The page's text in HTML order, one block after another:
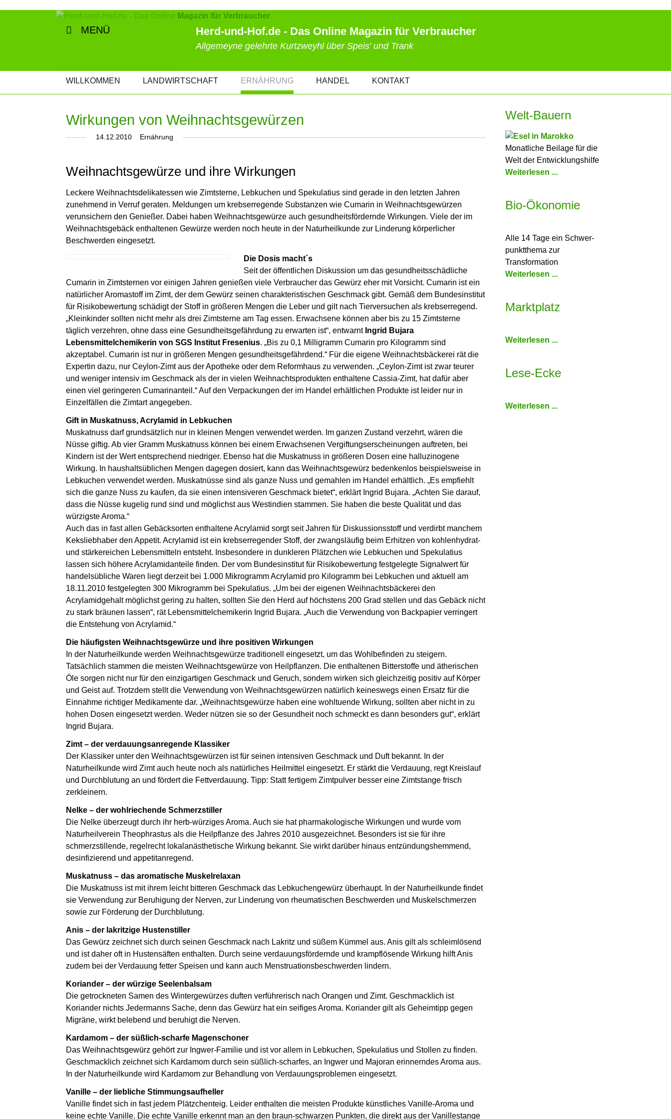
Herd-und-Hof.de - Das Online Magazin für Verbraucher
Allgemeyne gelehrte Kurtzweyhl über Speis' und Trank
MENÜ
NAVIGATION
ÜBERSPRINGEN
WILLKOMMEN LANDWIRTSCHAFT ERNÄHRUNG HANDEL KONTAKT
Wirkungen von Weihnachtsgewürzen
14.12.2010 Ernährung
Weihnachtsgewürze und ihre Wirkungen
Leckere Weihnachtsdelikatessen wie Zimtsterne, Lebkuchen und Spekulatius sind gerade in den letzten Jahren
zunehmend in Verruf geraten. Meldungen um krebserregende Substanzen wie Cumarin in Weihnachtsgewürzen
verunsichern den Genießer. Dabei haben Weihnachtsgewürze auch gesundheitsfördernde Wirkungen. Viele der im
Weihnachtsgebäck enthaltenen Gewürze werden noch heute in der Naturheilkunde zur Linderung körperlicher
Beschwerden eingesetzt.
Die Dosis macht´s
Seit der öffentlichen Diskussion um das gesundheitsschädliche
Cumarin in Zimtsternen vor einigen Jahren genießen viele Verbraucher das Gewürz eher mit Vorsicht. Cumarin ist ein
natürlicher Aromastoff im Zimt, der dem Gewürz seinen charakteristischen Geschmack gibt. Gemäß dem Bundesinstitut
für Risikobewertung schädigt der Stoff in größeren Mengen die Leber und gilt nach Tierversuchen als krebserregend.
„Kleinkinder sollten nicht mehr als drei Zimtsterne am Tag essen. Erwachsene können aber bis zu 15 Zimtsterne
täglich verzehren, ohne dass eine Gesundheitsgefährdung zu erwarten ist“, entwarnt Ingrid Bujara
Lebensmittelchemikerin von SGS Institut Fresenius. „Bis zu 0,1 Milligramm Cumarin pro Kilogramm sind
akzeptabel. Cumarin ist nur in größeren Mengen gesundheitsgefährdend.“ Für die eigene Weihnachtsbäckerei rät die
Expertin dazu, nur Ceylon-Zimt aus der Apotheke oder dem Reformhaus zu verwenden. „Ceylon-Zimt ist zwar teurer
und weniger intensiv im Geschmack als der in vielen Weihnachtsprodukten enthaltene Cassia-Zimt, hat dafür aber
einen viel geringeren Cumarinanteil.“ Auf den Verpackungen der im Handel erhältlichen Produkte ist leider nur in
Einzelfällen die Zimtart angegeben.
Gift in Muskatnuss, Acrylamid in Lebkuchen
Muskatnuss darf grundsätzlich nur in kleinen Mengen verwendet werden. Im ganzen Zustand verzehrt, wären die
Nüsse giftig. Ab vier Gramm Muskatnuss können bei einem Erwachsenen Vergiftungserscheinungen auftreten, bei
Kindern ist der Wert entsprechend niedriger. Ebenso hat die Muskatnuss in größeren Dosen eine halluzinogene
Wirkung. In haushaltsüblichen Mengen dagegen dosiert, kann das Weihnachtsgewürz bedenkenlos beispielsweise in
Lebkuchen verwendet werden. Muskatnüsse sind als ganze Nuss und gemahlen im Handel erhältlich. „Es empfiehlt
sich die ganze Nuss zu kaufen, da sie einen intensiveren Geschmack bietet“, erklärt Ingrid Bujara. „Achten Sie darauf,
dass die Nüsse kugelig rund sind und möglichst aus Westindien stammen. Sie haben die beste Qualität und das
würzigste Aroma.“
Auch das in fast allen Gebäcksorten enthaltene Acrylamid sorgt seit Jahren für Diskussionsstoff und verdirbt manchem
Keksliebhaber den Appetit. Acrylamid ist ein krebserregender Stoff, der zwangsläufig beim Erhitzen von kohlenhydrat-
und stärkereichen Lebensmitteln entsteht. Insbesondere in dunkleren Plätzchen wie Lebkuchen und Spekulatius
lassen sich höhere Acrylamidanteile finden. Der vom Bundesinstitut für Risikobewertung festgelegte Signalwert für
handelsübliche Waren liegt derzeit bei 1.000 Mikrogramm Acrylamid pro Kilogramm bei Lebkuchen und aktuell am
18.11.2010 festgelegten 300 Mikrogramm bei Spekulatius. „Um bei der eigenen Weihnachtsbäckerei den
Acrylamidgehalt möglichst gering zu halten, sollten Sie den Herd auf höchstens 200 Grad stellen und das Gebäck nicht
zu stark bräunen lassen“, rät Lebensmittelchemikerin Ingrid Bujara. „Auch die Verwendung von Backpapier verringert
die Entstehung von Acrylamid.“
Die häufigsten Weihnachtsgewürze und ihre positiven Wirkungen
In der Naturheilkunde werden Weihnachtsgewürze traditionell eingesetzt, um das Wohlbefinden zu steigern.
Tatsächlich stammen die meisten Weihnachtsgewürze von Heilpflanzen. Die enthaltenen Bitterstoffe und ätherischen
Öle sorgen nicht nur für den einzigartigen Geschmack und Geruch, sondern wirken sich gleichzeitig positiv auf Körper
und Geist auf. Trotzdem stellt die Verwendung von Weihnachtsgewürzen natürlich keineswegs einen Ersatz für die
Einnahme richtiger Medikamente dar. „Weihnachtsgewürze haben eine wohltuende Wirkung, sollten aber nicht in zu
hohen Dosen eingesetzt werden. Weder nützen sie so der Gesundheit noch schmeckt es dann besonders gut“, erklärt
Ingrid Bujara.
Zimt – der verdauungsanregende Klassiker
Der Klassiker unter den Weihnachtsgewürzen ist für seinen intensiven Geschmack und Duft bekannt. In der
Naturheilkunde wird Zimt auch heute noch als natürliches Heilmittel eingesetzt. Er stärkt die Verdauung, regt Kreislauf
und Durchblutung an und fördert die Fettverdauung. Tipp: Statt fertigem Zimtpulver besser eine Zimtstange frisch
zerkleinern.
Nelke – der wohlriechende Schmerzstiller
Die Nelke überzeugt durch ihr herb-würziges Aroma. Auch sie hat pharmakologische Wirkungen und wurde vom
Naturheilverein Theophrastus als die Heilpflanze des Jahres 2010 ausgezeichnet. Besonders ist sie für ihre
schmerzstillende, regelrecht lokalanästhetische Wirkung bekannt. Sie wirkt darüber hinaus entzündungshemmend,
desinfizierend und appetitanregend.
Muskatnuss – das aromatische Muskelrelaxan
Die Muskatnuss ist mit ihrem leicht bitteren Geschmack das Lebkuchengewürz überhaupt. In der Naturheilkunde findet
sie Verwendung zur Beruhigung der Nerven, zur Linderung von rheumatischen Beschwerden und Muskelschmerzen
sowie zur Förderung der Durchblutung.
Anis – der lakritzige Hustenstiller
Das Gewürz zeichnet sich durch seinen Geschmack nach Lakritz und süßem Kümmel aus. Anis gilt als schleimlösend
und ist daher oft in Hustensäften enthalten. Durch seine verdauungsfördernde und krampflösende Wirkung hilft Anis
zudem bei der Verdauung fetter Speisen und kann auch Menstruationsbeschwerden lindern.
Koriander – der würzige Seelenbalsam
Die getrockneten Samen des Wintergewürzes duften verführerisch nach Orangen und Zimt. Geschmacklich ist
Koriander nichts Jedermanns Sache, denn das Gewürz hat ein seifiges Aroma. Koriander gilt als Geheimtipp gegen
Migräne, wirkt belebend und beruhigt die Nerven.
Kardamom – der süßlich-scharfe Magenschoner
Das Weihnachtsgewürz gehört zur Ingwer-Familie und ist vor allem in Lebkuchen, Spekulatius und Stollen zu finden.
Geschmacklich zeichnet sich Kardamom durch sein süßlich-scharfes, an Ingwer und Majoran erinnerndes Aroma aus.
In der Naturheilkunde wird Kardamom zur Behandlung von Verdauungsproblemen eingesetzt.
Vanille – der liebliche Stimmungsaufheller
Vanille findet sich in fast jedem Plätzchenteig. Leider enthalten die meisten Produkte künstliches Vanille-Aroma und
keine echte Vanille. Die echte Vanille erkennt man an den braun-schwarzen Punkten, die direkt aus der Vanillestange
Welt-Bauern
Monatliche Beilage für die
Welt der Entwicklungshilfe
Weiterlesen ...
Bio-Ökonomie
Alle 14 Tage ein Schwer­
punkt­thema zur
Transformation
Weiterlesen ...
Marktplatz
Weiterlesen ...
Lese-Ecke
Weiterlesen ...